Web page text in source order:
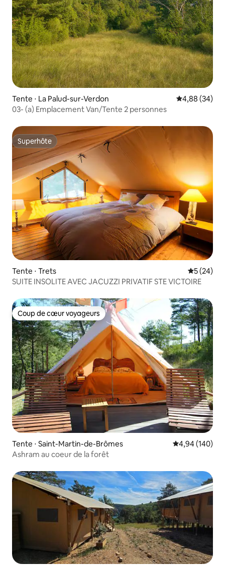
Tente ⋅ La Palud-sur-Verdon Évaluation
4,88 (34)
03- (a) Emplacement Van/Tente 2 personnes
Superhôte
Superhôte
Tente ⋅ Trets
5 (24)
SUITE INSOLITE AVEC JACUZZI PRIVATIF STE VICTOIRE
Coup de cœur voyageurs
Coup de cœur voyageurs
Tente ⋅ Saint-Martin-de-Brômes Évaluation
4,94 (140)
Ashram au coeur de la forêt